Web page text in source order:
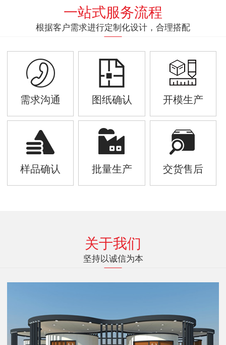
一站式服务流程
根据客户需求进行定制化设计，合理搭配
需求沟通 图纸确认 开模生产
样品确认 批量生产 交货售后
关于我们
坚持以诚信为本